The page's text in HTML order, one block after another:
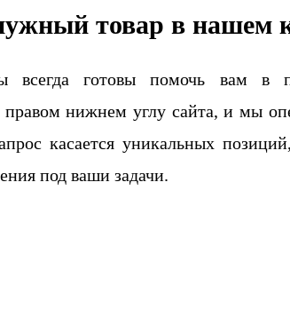
товар в нашем
всегда готовы помочь вам в
нижнем углу сайта, и мы
касается уникальных
под ваши задачи.